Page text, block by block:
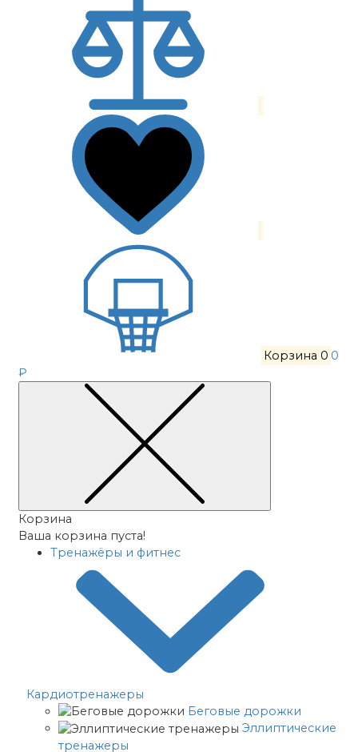
Корзина 0 0
₽
Корзина
Ваша корзина пуста!
Тренажёры и фитнес
Кардиотренажеры
Беговые дорожки
Эллиптические
тренажеры